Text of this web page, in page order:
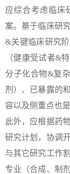
应综合考虑临床
案。基于临床研
&关键临床研究
（健康受试者&
分子化合物&复
剂）、已暴露的
容以及侧重点也
此外，应根据药
研究计划，协调
与其它研究工作
专业（合成、制